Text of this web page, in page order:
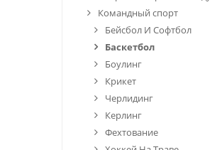
Командный спорт
Бейсбол И Софтбол
Баскетбол
Боулинг
Крикет
Черлидинг
Керлинг
Фехтование